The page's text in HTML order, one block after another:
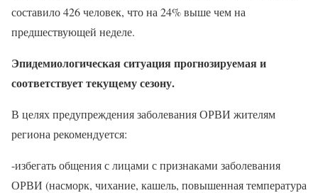
составило 426 человек, что на 24% выше чем на
предшествующей неделе.
Эпидемиологическая ситуация прогнозируемая и
соответствует текущему сезону.
В целях предупреждения заболевания ОРВИ жителям
региона рекомендуется:
-избегать общения с лицами с признаками заболевания
ОРВИ (насморк, чихание, кашель, повышенная температура